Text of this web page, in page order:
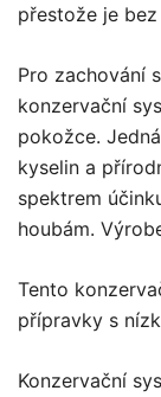
přestože je bez
Pro zachování
konzervační
pokožce.
kyselin a
spektrem
houbám.
Tento
přípravky s
Konzervační